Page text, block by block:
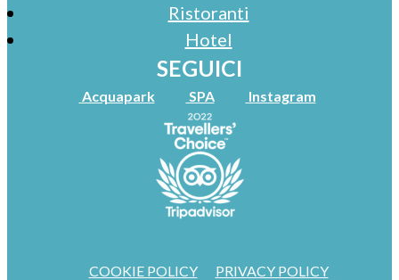
Ristoranti
Hotel
SEGUICI
Acquapark SPA Instagram
COOKIE POLICY
PRIVACY POLICY